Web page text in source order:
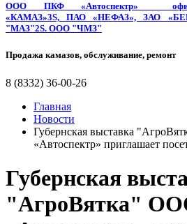
ООО ПКФ «Автоспектр»
«КАМАЗ»3S, ПАО «НЕФАЗ», ЗАО
"МАЗ"2S. ООО "ЧМЗ"
Продажа камазов, обслуживание, ремонт
8 (8332) 36-00-26
Главная
Новости
Губернская выставка
«Автоспектр» приглашает
Губернская
"АгроВятка"